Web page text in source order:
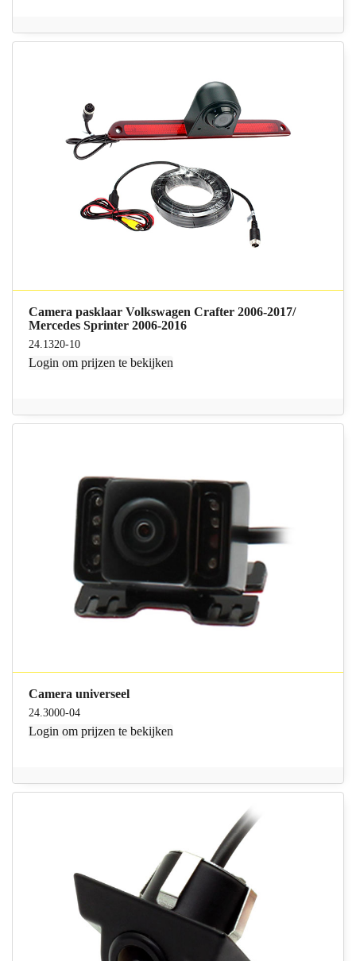
Camera pasklaar Volkswagen Crafter 2006-2017/
Mercedes Sprinter 2006-2016
24.1320-10
Login om prijzen te bekijken
Camera universeel
24.3000-04
Login om prijzen te bekijken